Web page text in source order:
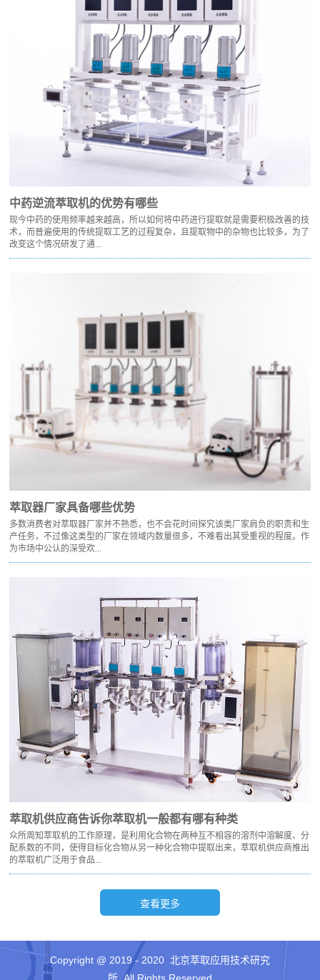
中药逆流萃取机的优势有哪些
现今中药的使用频率越来越高，所以如何将中药进行提取就是需要积极改善的技
术，而普遍使用的传统提取工艺的过程复杂，且提取物中的杂物也比较多，为了
改变这个情况研发了通...
萃取器厂家具备哪些优势
多数消费者对萃取器厂家并不熟悉，也不会花时间探究该类厂家肩负的职责和生
产任务，不过像这类型的厂家在领域内数量很多，不难看出其受重视的程度。作
为市场中公认的深受欢...
萃取机供应商告诉你萃取机一般都有哪有种类
众所周知萃取机的工作原理，是利用化合物在两种互不相容的溶剂中溶解度、分
配系数的不同，使得目标化合物从另一种化合物中提取出来，萃取机供应商推出
的萃取机广泛用于食品...
Copyright @ 2019 - 2020 北京萃取应用技术研究